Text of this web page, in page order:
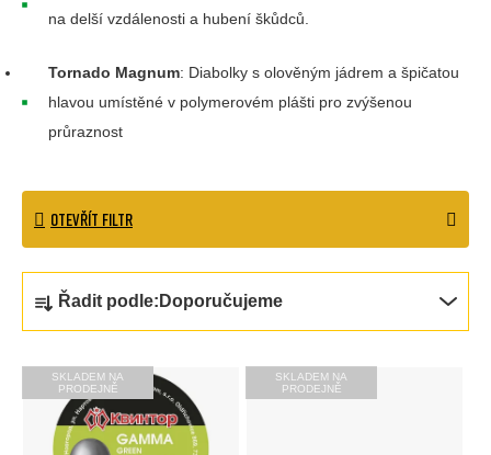
na delší vzdálenosti a hubení škůdců.
Tornado Magnum: Diabolky s olověným jádrem a špičatou
hlavou umístěné v polymerovém plášti pro zvýšenou
průraznost
OTEVŘÍT FILTR
Ř
a
z
e
Řadit podle: Doporučujeme
V
ý
SKLADEM NA
PRODEJNĚ
SKLADEM NA
PRODEJNĚ